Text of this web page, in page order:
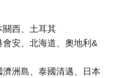
關西、土耳其
安、北海道、奧地利&
洲島、泰國清邁、日本